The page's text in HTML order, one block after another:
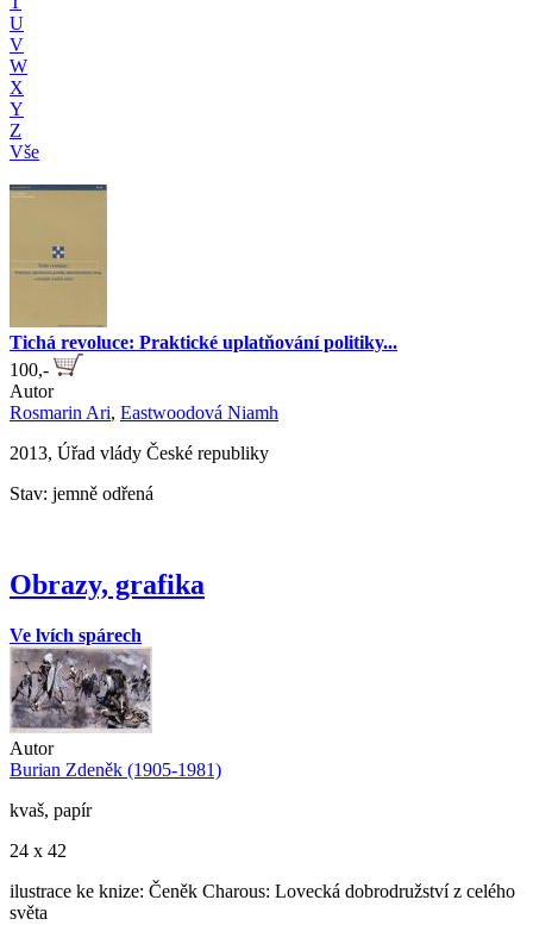
U
V
W
X
Y
Z
Vše
Tichá revoluce: Praktické uplatňování politiky...
100,-
Autor
Rosmarin Ari, Eastwoodová Niamh
2013, Úřad vlády České republiky
Stav: jemně odřená
Obrazy, grafika
Ve lvích spárech
Autor
Burian Zdeněk (1905-1981)
kvaš, papír
24 x 42
ilustrace ke knize: Čeněk Charous: Lovecká dobrodružství z celého
světa